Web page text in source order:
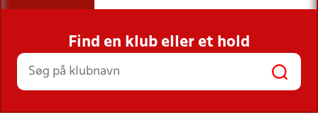
INDHOLD OG NYHEDER
STILLINGER, RESULTATER, KLUBBER OG
HOLD
Find en klub eller et hold